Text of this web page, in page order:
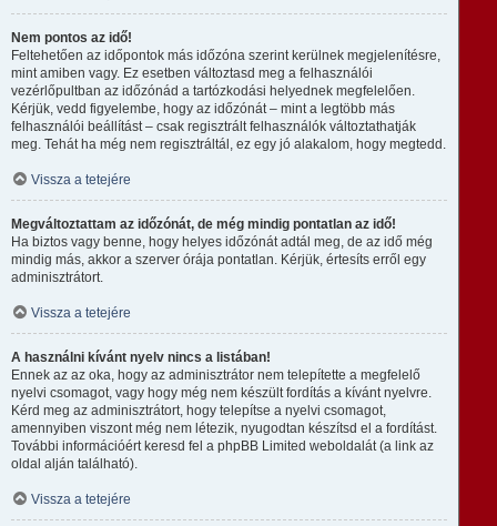
Nem pontos az idő!
Feltehetően az időpontok más időzóna szerint kerülnek megjelenítésre,
mint amiben vagy. Ez esetben változtasd meg a felhasználói
vezérlőpultban az időzónád a tartózkodási helyednek megfelelően.
Kérjük, vedd figyelembe, hogy az időzónát – mint a legtöbb más
felhasználói beállítást – csak regisztrált felhasználók változtathatják
meg. Tehát ha még nem regisztráltál, ez egy jó alakalom, hogy megtedd.
Vissza a tetejére
Megváltoztattam az időzónát, de még mindig pontatlan az idő!
Ha biztos vagy benne, hogy helyes időzónát adtál meg, de az idő még
mindig más, akkor a szerver órája pontatlan. Kérjük, értesíts erről egy
adminisztrátort.
Vissza a tetejére
A használni kívánt nyelv nincs a listában!
Ennek az az oka, hogy az adminisztrátor nem telepítette a megfelelő
nyelvi csomagot, vagy hogy még nem készült fordítás a kívánt nyelvre.
Kérd meg az adminisztrátort, hogy telepítse a nyelvi csomagot,
amennyiben viszont még nem létezik, nyugodtan készítsd el a fordítást.
További információért keresd fel a phpBB Limited weboldalát (a link az
oldal alján található).
Vissza a tetejére